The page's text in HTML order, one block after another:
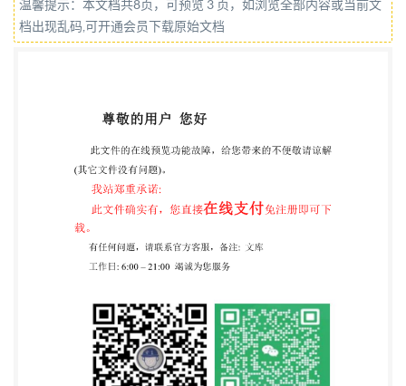
境内（不含港澳台地区）推广使用
温馨提示：本文档共8页，可预览 3 页，如浏览全部内容或当前文
档出现乱码,可开通会员下载原始文档